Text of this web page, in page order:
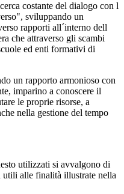
costante del dialogo con l
sviluppando un
rapporti all´interno dell
che attraverso gli scambi
ed enti formativi di
un rapporto armonioso con
imparino a conoscere il
le proprie risorse, a
nella gestione del tempo
utilizzati si avvalgono di
utili alle finalità illustrate nella